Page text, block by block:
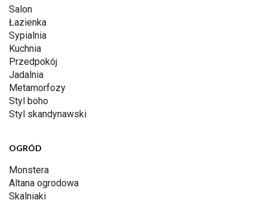
Salon
Łazienka
Sypialnia
Kuchnia
Przedpokój
Jadalnia
Metamorfozy
Styl boho
Styl skandynawski
OGRÓD
Monstera
Altana ogrodowa
Skalniaki